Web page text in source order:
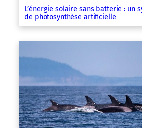
L’énergie solaire sans batterie : un
de photosynthèse artificielle